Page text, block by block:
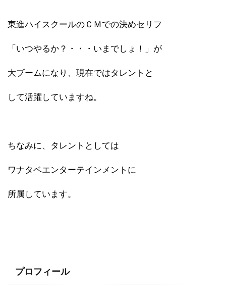
東進ハイスクールのＣＭでの決めセリフ
「いつやるか？・・・いまでしょ！」が
大ブームになり、現在ではタレントと
して活躍していますね。
ちなみに、タレントとしては
ワナタベエンターテインメントに
所属しています。
プロフィール